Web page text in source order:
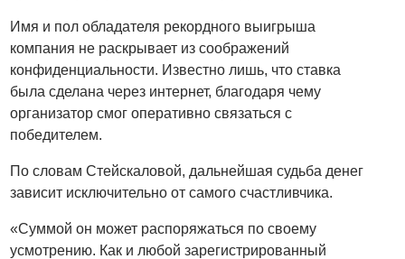
Имя и пол обладателя рекордного выигрыша
компания не раскрывает из соображений
конфиденциальности. Известно лишь, что ставка
была сделана через интернет, благодаря чему
организатор смог оперативно связаться с
победителем.
По словам Стейскаловой, дальнейшая судьба денег
зависит исключительно от самого счастливчика.
«Суммой он может распоряжаться по своему
усмотрению. Как и любой зарегистрированный